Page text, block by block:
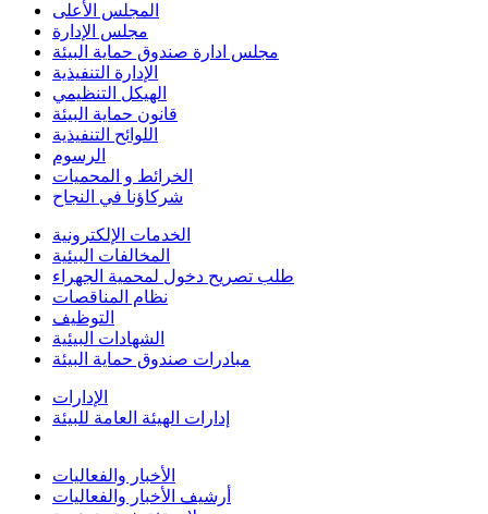
المجلس الأعلى
مجلس الإدارة
مجلس ادارة صندوق حماية البيئة
الإدارة التنفيذية
الهيكل التنظيمي
قانون حماية البيئة
اللوائح التنفيذية
الرسوم
الخرائط و المحميات
شركاؤنا في النجاح
الخدمات الإلكترونية
المخالفات البيئية
طلب تصريح دخول لمحمية الجهراء
نظام المناقصات
التوظيف
الشهادات البيئية
مبادرات صندوق حماية البيئة
الإدارات
إدارات الهيئة العامة للبيئة
الأخبار والفعاليات
أرشيف الأخبار والفعاليات